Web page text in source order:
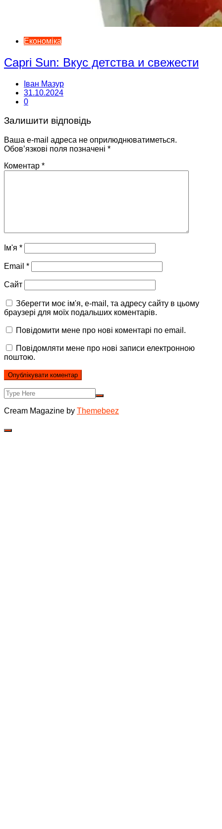
Економіка
Capri Sun: Вкус детства и свежести
Іван Мазур
31.10.2024
0
Залишити відповідь
Ваша e-mail адреса не оприлюднюватиметься.
Обов’язкові поля позначені *
Коментар *
Ім'я *
Email *
Сайт
Зберегти моє ім'я, e-mail, та адресу сайту в цьому
браузері для моїх подальших коментарів.
Повідомити мене про нові коментарі по email.
Повідомляти мене про нові записи електронною
поштою.
Cream Magazine by Themebeez